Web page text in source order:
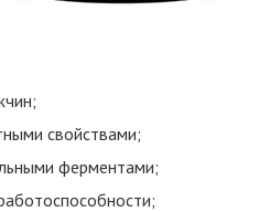
свойствами;
ферментами;